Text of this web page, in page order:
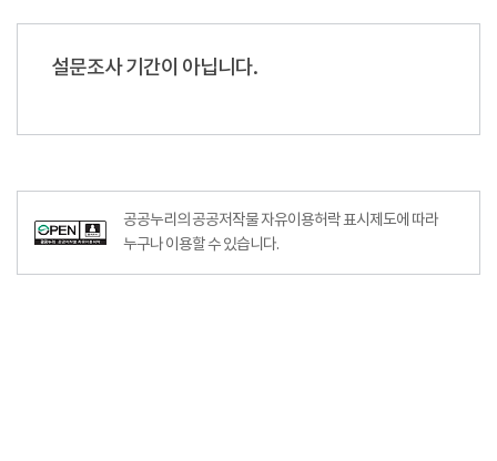
설문조사 기간이 아닙니다.
공공누리의 공공저작물 자유이용허락 표시제도에 따라
누구나 이용할 수 있습니다.